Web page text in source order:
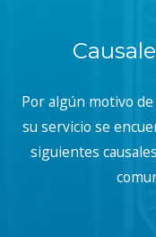
Por algún motivo
su servicio se
siguientes